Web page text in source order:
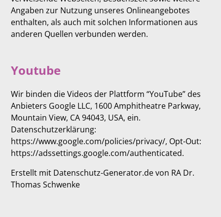
Angaben zur Nutzung unseres Onlineangebotes
enthalten, als auch mit solchen Informationen aus
anderen Quellen verbunden werden.
Youtube
Wir binden die Videos der Plattform “YouTube” des
Anbieters Google LLC, 1600 Amphitheatre Parkway,
Mountain View, CA 94043, USA, ein.
Datenschutzerklärung:
https://www.google.com/policies/privacy/, Opt-Out:
https://adssettings.google.com/authenticated.
Erstellt mit Datenschutz-Generator.de von RA Dr.
Thomas Schwenke